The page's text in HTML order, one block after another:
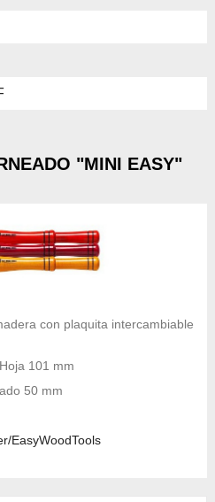
"MINI EASY"
con plaquita intercambiable
101 mm
50 mm
EasyWoodTools